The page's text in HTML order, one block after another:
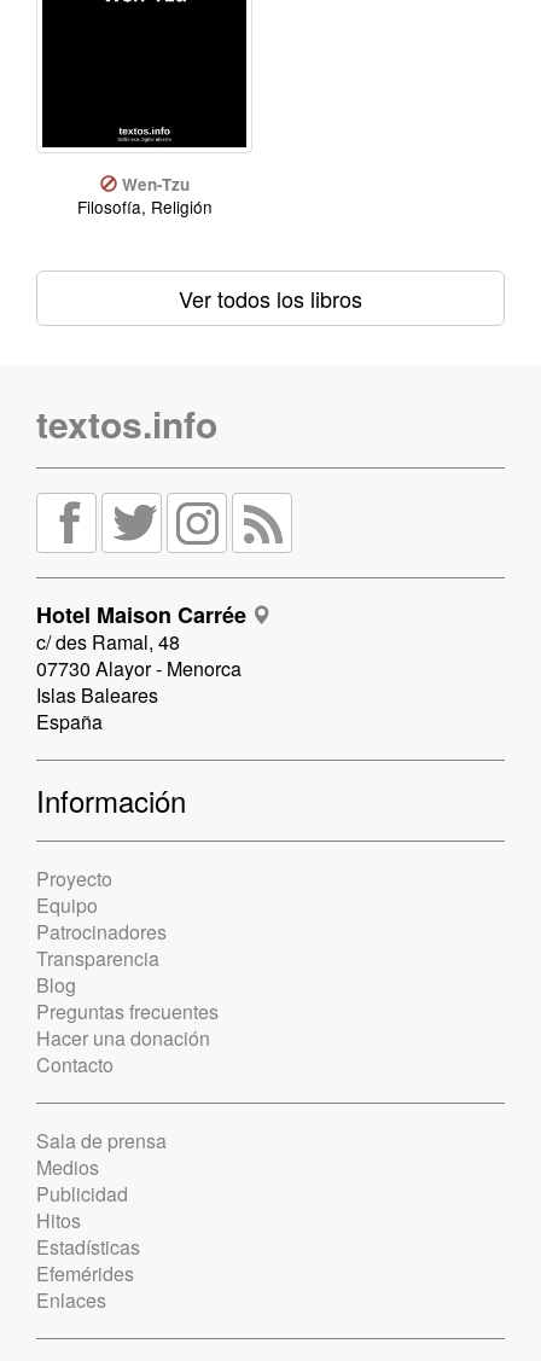
Wen-Tzu
Filosofía, Religión
Ver todos los libros
textos.info
Hotel Maison Carrée
c/ des Ramal, 48
07730 Alayor - Menorca
Islas Baleares
España
Información
Proyecto
Equipo
Patrocinadores
Transparencia
Blog
Preguntas frecuentes
Hacer una donación
Contacto
Sala de prensa
Medios
Publicidad
Hitos
Estadísticas
Efemérides
Enlaces